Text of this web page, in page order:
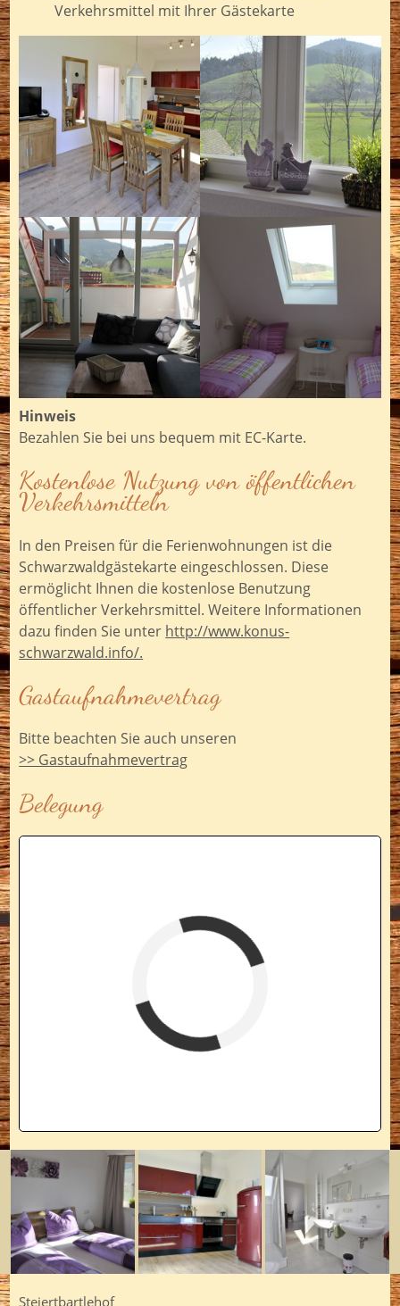
Verkehrsmittel mit Ihrer Gästekarte
Hinweis
Bezahlen Sie bei uns bequem mit EC-Karte.
Kostenlose Nutzung von öffentlichen
Verkehrsmitteln
In den Preisen für die Ferienwohnungen ist die
Schwarzwaldgästekarte eingeschlossen. Diese
ermöglicht Ihnen die kostenlose Benutzung
öffentlicher Verkehrsmittel. Weitere Informationen
dazu finden Sie unter http://www.konus-
schwarzwald.info/.
Gastaufnahmevertrag
Bitte beachten Sie auch unseren
>> Gastaufnahmevertrag
Belegung
verfügbar (Anreise)
belegt
Steiertbartlehof